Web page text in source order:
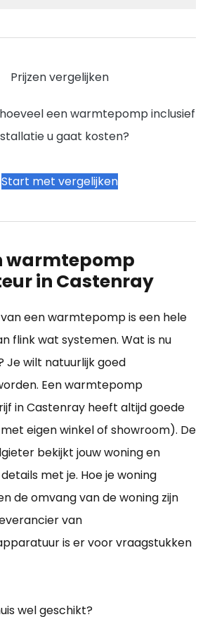
Prijzen vergelijken
een warmtepomp inclusief
u gaat kosten?
Start met vergelijken
warmtepomp
in Castenray
een warmtepomp is een hele
flink wat systemen. Wat is nu
Je wilt natuurlijk goed
Een warmtepomp
in Castenray heeft altijd goede
eigen winkel of showroom). De
bekijkt jouw woning en
met je. Hoe je woning
de omvang van de woning zijn
van
is er voor vraagstukken
wel geschikt?